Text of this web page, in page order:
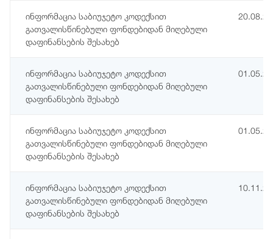
ინფორმაცია საბიუჯეტო კოდექსით
გათვალისწინებული ფონდებიდან მიღებული
დაფინანსების შესახებ
ინფორმაცია საბიუჯეტო კოდექსით
გათვალისწინებული ფონდებიდან მიღებული
დაფინანსების შესახებ
ინფორმაცია საბიუჯეტო კოდექსით
გათვალისწინებული ფონდებიდან მიღებული
დაფინანსების შესახებ
ინფორმაცია საბიუჯეტო კოდექსით
გათვალისწინებული ფონდებიდან მიღებული
დაფინანსების შესახებ